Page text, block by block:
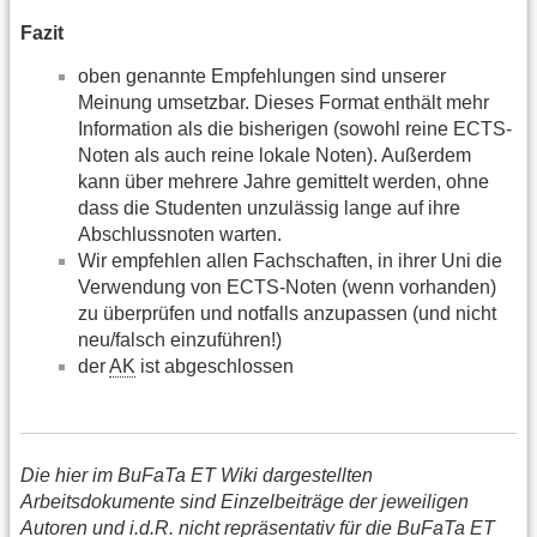
Fazit
oben genannte Empfehlungen sind unserer
Meinung umsetzbar. Dieses Format enthält mehr
Information als die bisherigen (sowohl reine ECTS-
Noten als auch reine lokale Noten). Außerdem
kann über mehrere Jahre gemittelt werden, ohne
dass die Studenten unzulässig lange auf ihre
Abschlussnoten warten.
Wir empfehlen allen Fachschaften, in ihrer Uni die
Verwendung von ECTS-Noten (wenn vorhanden)
zu überprüfen und notfalls anzupassen (und nicht
neu/falsch einzuführen!)
derAK ist abgeschlossen
Die hier im BuFaTa ET Wiki dargestellten
Arbeitsdokumente sind Einzelbeiträge der jeweiligen
Autoren und i.d.R. nicht repräsentativ für die BuFaTa ET